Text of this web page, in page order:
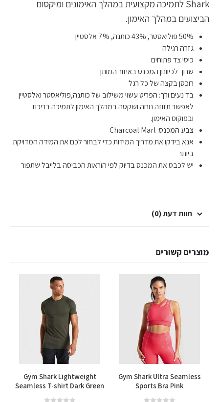
Shark לתמיכה מקצועית במהלך האימונים ומיקסום
הביצועים במהלך האימון.
50% פוליאסטר, 43% כותנה, 7% אלסטיין
גזרה רגילה
כיסי צד פתוחים
שרוך לכיוונון המכנס באיזור המותן
רוכסן בקצה של כל רגל
בד נעים ורך: הפריט עשוי משילוב של כותנה,פוליאסטר ואלסטיין
לאפשר תזוזה נוחה ושקטה במהלך האימון לתמיכה בריכוז
ובפוקוס האימון.
צבע המכנס: Charcoal Marl
אנא בידקו את מדריך המידות כדי לבחור לכם את המידה המדויקת
ביותר
יש לכבס את המכנס בדיוק לפי הוראות הכביסה בלייבל שתפור
חוות דעת (0)
מוצרים קשורים
למוצר זה יש מספר סוגים. ניתן לבחור את האפשרויות בעמוד המוצר
Gym Shark Ultra Seamless
Sports Bra Pink
למוצר זה יש מספר סוגים. ניתן לבחור את האפשרויות בעמוד המוצר
Gym Shark Lightweight
Seamless T-shirt Dark Green